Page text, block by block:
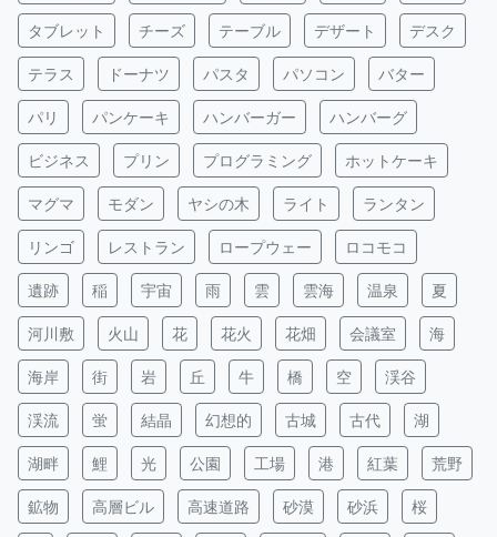
タブレット チーズ テーブル デザート デスク
テラス ドーナツ パスタ パソコン バター
パリ パンケーキ ハンバーガー ハンバーグ
ビジネス プリン プログラミング ホットケーキ
マグマ モダン ヤシの木 ライト ランタン
リンゴ レストラン ロープウェー ロコモコ
遺跡 稲 宇宙 雨 雲 雲海 温泉 夏
河川敷 火山 花 花火 花畑 会議室 海
海岸 街 岩 丘 牛 橋 空 渓谷
渓流 蛍 結晶 幻想的 古城 古代 湖
湖畔 鯉 光 公園 工場 港 紅葉 荒野
鉱物 高層ビル 高速道路 砂漠 砂浜 桜